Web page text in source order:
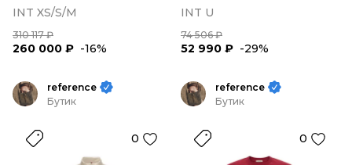
INT XS/S/M
310 117 ₽
260 000 ₽ -16%
INT U
74 506 ₽
52 990 ₽ -29%
reference
Бутик
0
reference
Бутик
0